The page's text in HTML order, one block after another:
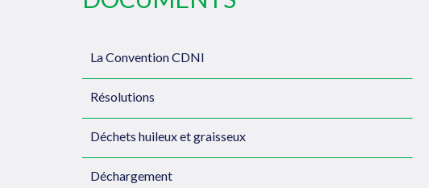
La Convention CDNI
Résolutions
Déchets huileux et graisseux
Déchargement